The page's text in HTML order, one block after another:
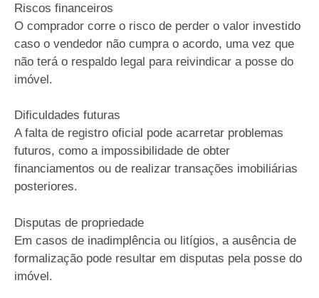
Riscos financeiros
O comprador corre o risco de perder o valor investido
caso o vendedor não cumpra o acordo, uma vez que
não terá o respaldo legal para reivindicar a posse do
imóvel.
Dificuldades futuras
A falta de registro oficial pode acarretar problemas
futuros, como a impossibilidade de obter
financiamentos ou de realizar transações imobiliárias
posteriores.
Disputas de propriedade
Em casos de inadimplência ou litígios, a ausência de
formalização pode resultar em disputas pela posse do
imóvel.